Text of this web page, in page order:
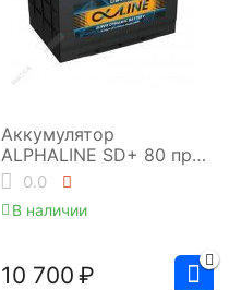
Аккумулятор
ALPHALINE SD+ 80 пр
(95D26R)
0.0
В наличии
10 700 ₽